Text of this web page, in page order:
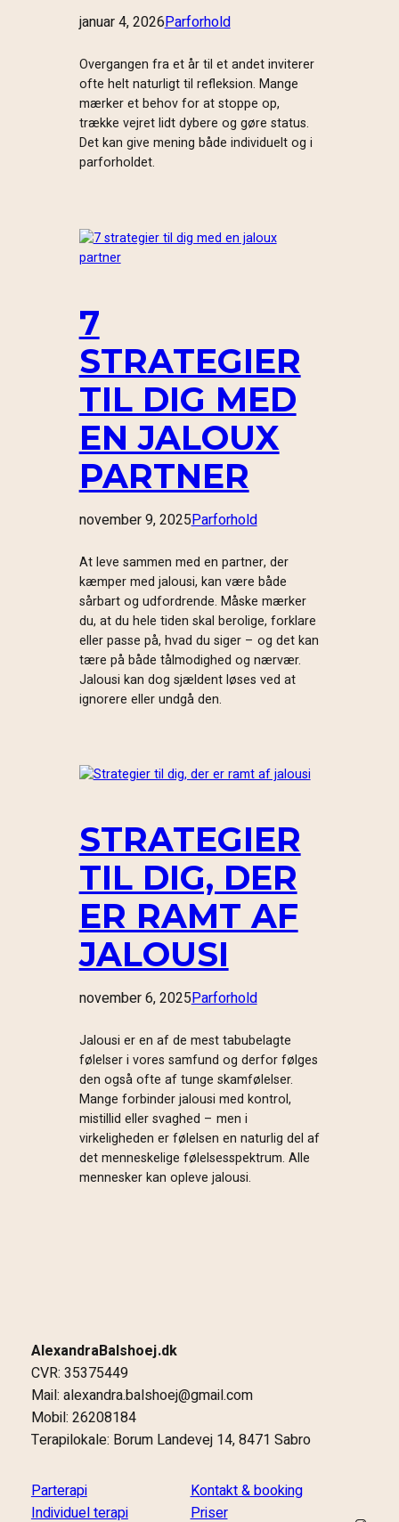
januar 4, 2026Parforhold
Overgangen fra et år til et andet inviterer
ofte helt naturligt til refleksion. Mange
mærker et behov for at stoppe op,
trække vejret lidt dybere og gøre status.
Det kan give mening både individuelt og i
parforholdet.
7
STRATEGIER
TIL DIG MED
EN JALOUX
PARTNER
november 9, 2025Parforhold
At leve sammen med en partner, der
kæmper med jalousi, kan være både
sårbart og udfordrende. Måske mærker
du, at du hele tiden skal berolige, forklare
eller passe på, hvad du siger – og det kan
tære på både tålmodighed og nærvær.
Jalousi kan dog sjældent løses ved at
ignorere eller undgå den.
STRATEGIER
TIL DIG, DER
ER RAMT AF
JALOUSI
november 6, 2025Parforhold
Jalousi er en af de mest tabubelagte
følelser i vores samfund og derfor følges
den også ofte af tunge skamfølelser.
Mange forbinder jalousi med kontrol,
mistillid eller svaghed – men i
virkeligheden er følelsen en naturlig del af
det menneskelige følelsesspektrum. Alle
mennesker kan opleve jalousi.
AlexandraBalshoej.dk
CVR: 35375449
Mail: alexandra.balshoej@gmail.com
Mobil: 26208184
Terapilokale: Borum Landevej 14, 8471 Sabro
Parterapi
Individuel terapi
Kontakt & booking
Priser